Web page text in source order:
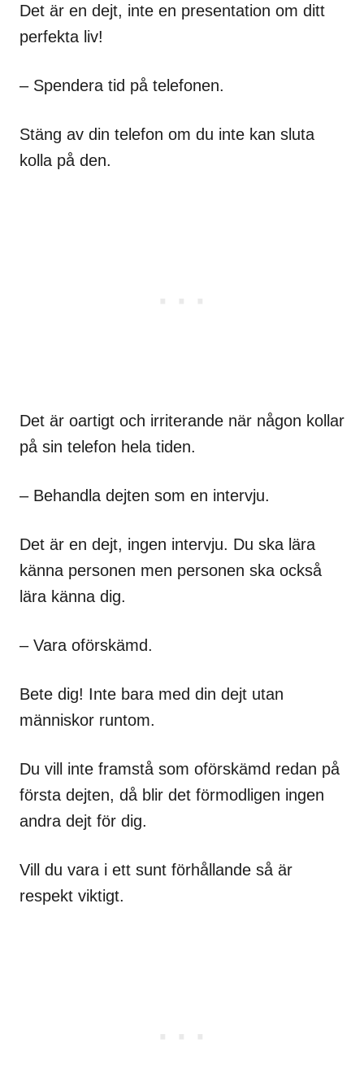
Det är en dejt, inte en presentation om ditt
perfekta liv!
– Spendera tid på telefonen.
Stäng av din telefon om du inte kan sluta
kolla på den.
Det är oartigt och irriterande när någon kollar
på sin telefon hela tiden.
– Behandla dejten som en intervju.
Det är en dejt, ingen intervju. Du ska lära
känna personen men personen ska också
lära känna dig.
– Vara oförskämd.
Bete dig! Inte bara med din dejt utan
människor runtom.
Du vill inte framstå som oförskämd redan på
första dejten, då blir det förmodligen ingen
andra dejt för dig.
Vill du vara i ett sunt förhållande så är
respekt viktigt.